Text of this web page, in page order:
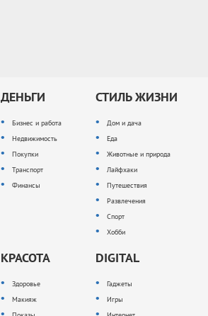
ДЕНЬГИ
Бизнес и работа
Недвижимость
Покупки
Транспорт
Финансы
СТИЛЬ ЖИЗНИ
Дом и дача
Еда
Животные и природа
Лайфхаки
Путешествия
Развлечения
Спорт
Хобби
КРАСОТА
Здоровье
Макияж
DIGITAL
Гаджеты
Игры